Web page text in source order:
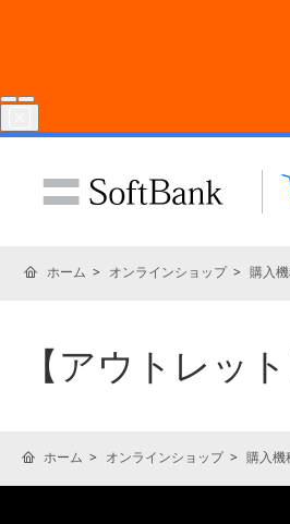
ホーム オンラインショップ 購入
【アウトレッ
ホーム オンラインショップ 購入機